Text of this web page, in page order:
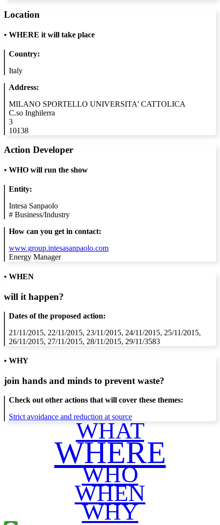
Location
• WHERE it will take place
Country:
Italy
Address:
MILANO SPORTELLO UNIVERSITA' CATTOLICA
C.so Inghilerra
3
10138
Action Developer
• WHO will run the show
Entity:
Intesa Sanpaolo
# Business/Industry
How can you get in contact:
www.group.intesasanpaolo.com
Energy Manager
• WHEN
will it happen?
Dates of the proposed action:
21/11/2015, 22/11/2015, 23/11/2015, 24/11/2015, 25/11/2015,
26/11/2015, 27/11/2015, 28/11/2015, 29/11/3583
• WHY
join hands and minds to prevent waste?
Check out other actions that will cover these themes:
Strict avoidance and reduction at source
WHAT
WHERE
WHO
WHEN
WHY